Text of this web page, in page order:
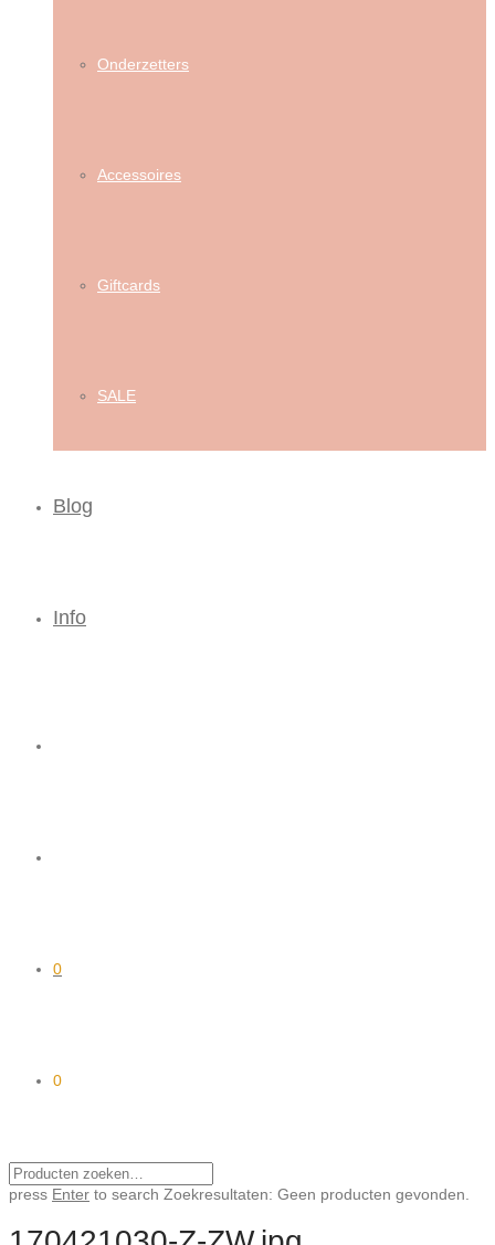
Onderzetters
Accessoires
Giftcards
SALE
Blog
Info
0
0
press Enter to search Zoekresultaten: Geen producten gevonden.